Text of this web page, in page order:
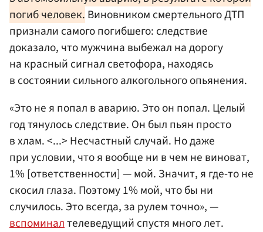
погиб человек. Виновником смертельного ДТП
признали самого погибшего: следствие
доказало, что мужчина выбежал на дорогу
на красный сигнал светофора, находясь
в состоянии сильного алкогольного опьянения.
«Это не я попал в аварию. Это он попал. Целый
год тянулось следствие. Он был пьян просто
в хлам. <...> Несчастный случай. Но даже
при условии, что я вообще ни в чем не виноват,
1% [ответственности] — мой. Значит, я где-то не
скосил глаза. Поэтому 1% мой, что бы ни
случилось. Это всегда, за рулем точно», —
вспоминалтелеведущий спустя много лет.